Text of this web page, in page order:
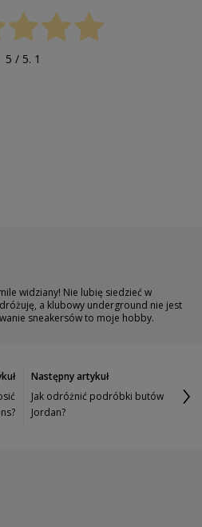
5 / 5. 1
widziany! Nie lubię siedzieć w
a klubowy underground nie jest
sneakersów to moje hobby.
Następny artykuł
Jak odróżnić podróbki butów
Jordan?